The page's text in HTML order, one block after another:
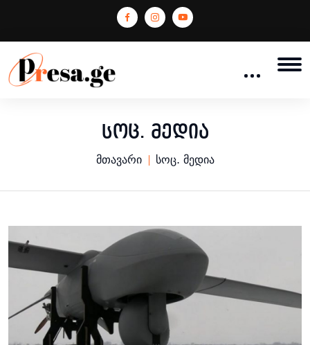
სოც. მედია
მთავარი სოც. მედია